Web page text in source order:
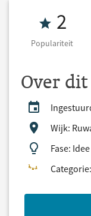
2
Populariteit
Over
Wijk:
Fase: Idee